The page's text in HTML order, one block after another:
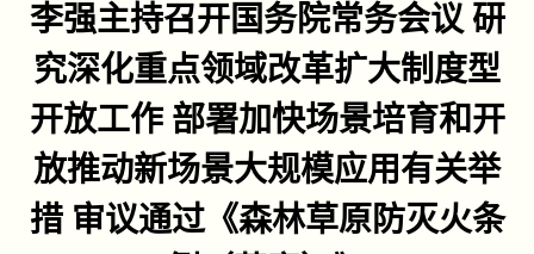
李强主持召开国务院常务会议 研
究深化重点领域改革扩大制度型
开放工作 部署加快场景培育和开
放推动新场景大规模应用有关举
措 审议通过《森林草原防灭火条